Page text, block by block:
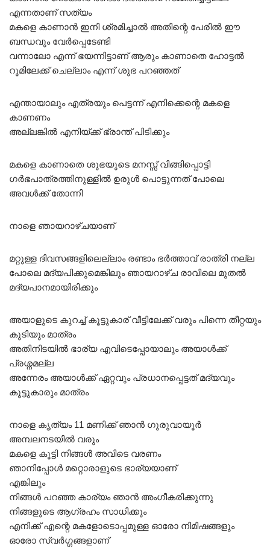
എന്നതാണ് സത്യം
മകളെ കാണാൻ ഇനി ശ്രമിച്ചാൽ അതിന്റെ പേരിൽ ഈ
ബന്ധവും വേർപ്പെടേണ്ടി
വന്നാലോ എന്ന് ഭയന്നിട്ടാണ് ആരും കാണാതെ ഹോട്ടൽ
റൂമിലേക്ക് ചെല്ലാം എന്ന് ശുഭ പറഞ്ഞത്
എന്തായാലും എത്രയും പെട്ടന്ന് എനിക്കെന്റെ മകളെ
കാണണം
അല്ലങ്കിൽ എനിയ്ക്ക് ഭ്രാന്ത് പിടിക്കും
മകളെ കാണാതെ ശുഭയുടെ മനസ്സ് വിങ്ങിപ്പൊട്ടി
ഗർഭപാത്രത്തിനുള്ളിൽ ഉരുൾ പൊട്ടുന്നത് പോലെ
അവൾക്ക് തോന്നി
നാളെ ഞായറാഴ്ചയാണ്
മറ്റുള്ള ദിവസങ്ങളിലെല്ലാം രണ്ടാം ഭർത്താവ് രാത്രി നല്ല
പോലെ മദ്യപിക്കുമെങ്കിലും ഞായറാഴ്ച രാവിലെ മുതൽ
മദ്യപാനമായിരിക്കും
അയാളുടെ കുറച്ച് കൂട്ടുകാര് വീട്ടിലേക്ക് വരും പിന്നെ തീറ്റയും
കുടിയും മാത്രം
അതിനിടയിൽ ഭാര്യ എവിടെപ്പോയാലും അയാൾക്ക്
പ്രശ്നമല്ല
അന്നേരം അയാൾക്ക് ഏറ്റവും പ്രധാനപ്പെട്ടത് മദ്യവും
കൂട്ടുകാരും മാത്രം
നാളെ കൃത്യം 11 മണിക്ക് ഞാൻ ഗുരുവായൂർ
അമ്പലനടയിൽ വരും
മകളെ കൂട്ടി നിങ്ങൾ അവിടെ വരണം
ഞാനിപ്പോൾ മറ്റൊരാളുടെ ഭാര്യയാണ്
എങ്കിലും
നിങ്ങൾ പറഞ്ഞ കാര്യം ഞാൻ അംഗീകരിക്കുന്നു
നിങ്ങളുടെ ആഗ്രഹം സാധിക്കും
എനിക്ക് എന്റെ മകളോടൊപ്പമുള്ള ഓരോ നിമിഷങ്ങളും
ഓരോ സ്വർഗ്ഗങ്ങളാണ്